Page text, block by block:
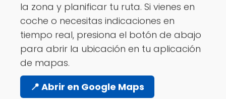
la zona y planificar tu ruta. Si vienes en
coche o necesitas indicaciones en
tiempo real, presiona el botón de abajo
para abrir la ubicación en tu aplicación
de mapas.
📍 Abrir en Google Maps